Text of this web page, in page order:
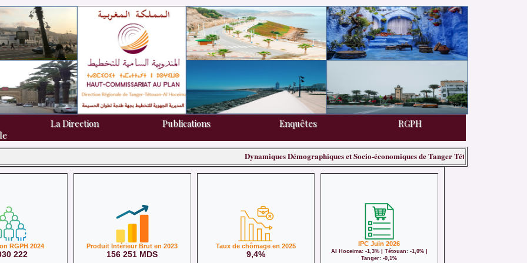
La Direction
La Direction Publications
Publications Enquêtes
Enquêtes RGPH
RGPH
Dynamiques Démographiques et Socio-économiques de Tanger Tétouan Al Hoceima 2025,
RGPH 2024
222
Produit Intérieur Brut en 2023
156 251 MDS
Taux de chômage en 2025
9,4%
IPC Juin 2026
Al Hoceima: -1,3% | Tétouan: -1,0% |
Tanger: -0,1%